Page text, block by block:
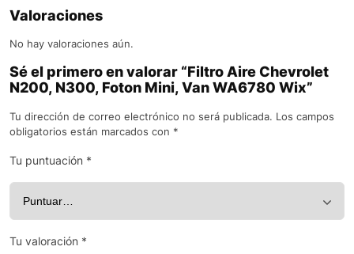
Valoraciones
No hay valoraciones aún.
Sé el primero en valorar “Filtro Aire Chevrolet
N200, N300, Foton Mini, Van WA6780 Wix”
Tu dirección de correo electrónico no será publicada. Los campos
obligatorios están marcados con *
Tu puntuación *
Tu valoración *